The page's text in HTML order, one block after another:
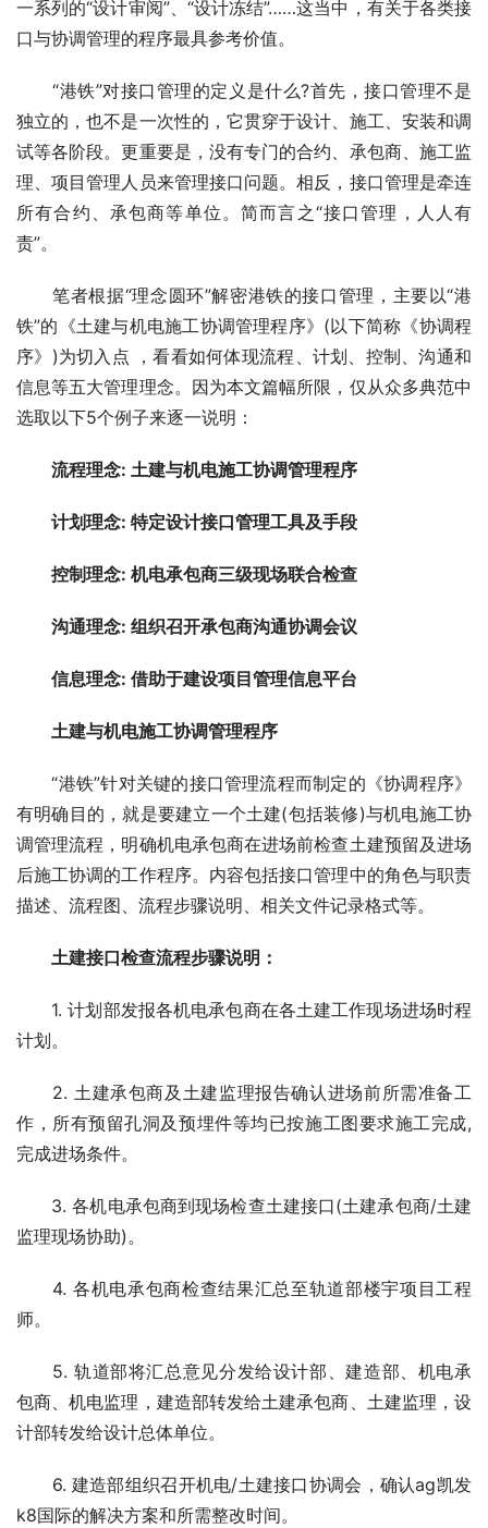
一系列的“设计审阅”、“设计冻结”……这当中，有关于各类接
口与协调管理的程序最具参考价值。
“港铁”对接口管理的定义是什么?首先，接口管理不是
独立的，也不是一次性的，它贯穿于设计、施工、安装和调
试等各阶段。更重要是，没有专门的合约、承包商、 施工监
理、项目管理人员来管理接口问题。相反，接口管理是牵连
所有合约、承包商等单位。简而言之“接口管理，人人有
责”。
笔者根据“理念圆环”解密港铁的接口管理，主要以“港
铁”的《土建与机电施工协调管理程序》(以下简称《协调程
序》)为切入点 ，看看如何体现流程、计划、控制、沟通和
信息等五大管理理念。因为本文篇幅所限，仅从众多典范中
选取以下5个例子来逐一说明：
流程理念: 土建与机电施工协调管理程序
计划理念: 特定设计接口管理工具及手段
控制理念: 机电承包商三级现场联合检查
沟通理念: 组织召开承包商沟通协调会议
信息理念: 借助于建设项目管理信息平台
土建与机电施工协调管理程序
“港铁”针对关键的接口管理流程而制定的《协调程序》
有明确目的，就是要建立一个土建(包括装修)与机电施工协
调管理流程，明确机电承包商在进场前检查土建预留及进场
后施工协调的工作程序。内容包括接口管理中的角色与职责
描述、流程图、流程步骤说明、相关文件记录格式等。
土建接口检查流程步骤说明：
1. 计划部发报各机电承包商在各土建工作现场进场时程
计划。
2. 土建承包商及土建监理报告确认进场前所需准备工
作，所有预留孔洞及预埋件等均已按施工图要求施工完成,
完成进场条件。
3. 各机电承包商到现场检查土建接口(土建承包商/土建
监理现场协助)。
4. 各机电承包商检查结果汇总至轨道部楼宇项目工程
师。
5. 轨道部将汇总意见分发给设计部、建造部、机电承
包商、机电监理，建造部转发给土建承包商、土建监理，设
计部转发给设计总体单位。
6. 建造部组织召开机电/土建接口协调会，确认ag凯发
k8国际的解决方案和所需整改时间。